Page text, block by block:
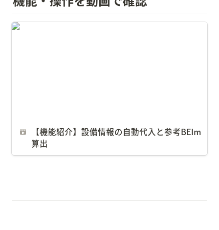
【機能紹介】設備情報の自動代入と参考
【機能紹介】設備情報の自動代入と参考BEIm
算出